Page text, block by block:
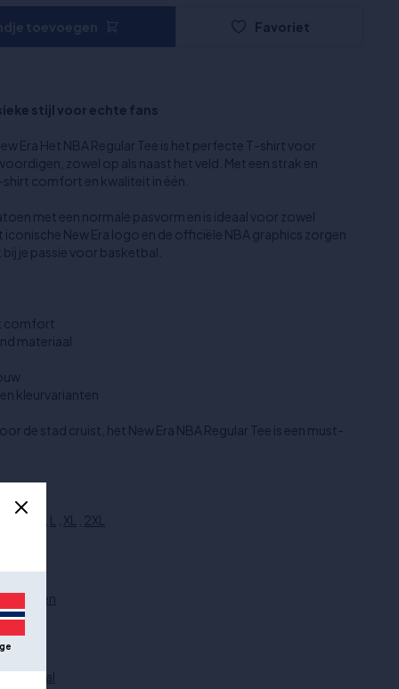
Favoriet
stijl voor echte fans
Era Het NBA Regular Tee is het perfecte T-shirt voor
zowel op als naast het veld. Met een strak en
comfort en kwaliteit in één.
met een normale pasvorm en is ideaal voor zowel
New Era logo en de officiële NBA graphics zorgen
je passie voor basketbal.
comfort
materiaal
kleurvarianten
de stad cruist, het New Era NBA Regular Tee is een must-
L XL
2XL
T-shirts